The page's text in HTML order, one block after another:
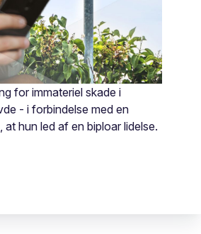
for immateriel skade i
- i forbindelse med en
hun led af en biploar lidelse.